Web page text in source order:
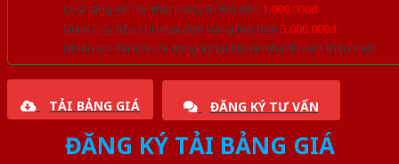
Quà tặng đồ nội thất trang trí lên đến 1.000.000đ
Giảm trực tiếp khi mua đơn hàng lớn hơn 3.000.000đ
Nhiều ưu đãi lớn khi đăng ký tài khoản thành viên thân thiết
TẢI BẢNG GIÁ ĐĂNG KÝ TƯ VẤN
ĐĂNG KÝ TẢI BẢNG GIÁ